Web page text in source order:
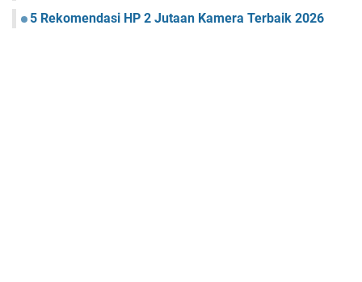
5 Rekomendasi HP 2 Jutaan Kamera Terbaik 2026